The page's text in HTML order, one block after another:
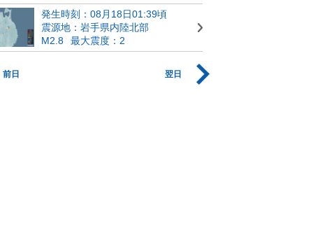
発生時刻：08月18日01:39頃
震源地：岩手県内陸北部
M2.8
最大震度：2
前日 翌日